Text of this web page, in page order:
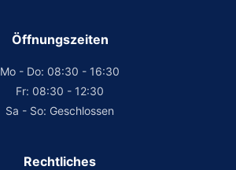
Öffnungszeiten
Mo - Do: 08:30 - 16:30
Fr: 08:30 - 12:30
Sa - So: Geschlossen
Rechtliches